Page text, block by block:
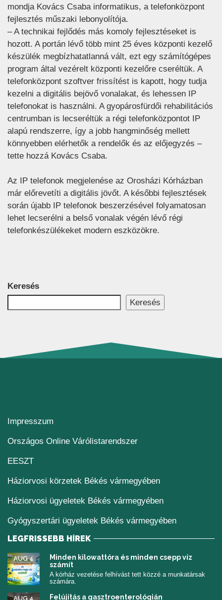
mondja Kovács Csaba informatikus, a telefonközpont
fejlesztés műszaki lebonyolítója.
– A technikai fejlődés más komoly fejlesztéseket is
hozott. A portán lévő több mint 25 éves központi kezelő
készülék megbízhatatlanná vált, ezt egy számítógépes
program által vezérelt központi kezelőre cseréltük. A
telefonközpont szoftver frissítést is kapott, hogy tudja
kezelni a digitális bejövő vonalakat, és lehessen IP
telefonokat is használni. A gyopárosfürdői rehabilitációs
centrumban is lecseréltük a régi telefonközpontot IP
alapú rendszerre, így a jobb hangminőség mellett
könnyebben elérhetők a rendelők és az előjegyzés –
tette hozzá Kovács Csaba.
Az IP telefonok megjelenése az Orosházi Kórházban
már előrevetíti a digitális jövőt. A későbbi fejlesztések
során újabb IP telefonok beszerzésével folyamatosan
lehet lecserélni a belső vonalak végén lévő régi
telefonkészülékeket modern eszközökre.
Keresés
Keresés
Impresszum
Országos Online Várólistarendszer(új ablakban nyílik
EESZT(új ablakban nyílik meg)
Háziorvosi körzetek Békés vármegyében
Háziorvosi ügyeletek Békés vármegyében
Gyógyszertári ügyeletek Békés vármegyében
LEGFRISSEBB HÍREK
Minden kilowattóra és minden csepp víz
számít
AUG 4
A kórház vezetése felhívást tett közzé a munkatársak
számára.
Felújítás a gasztroenterológián
AUG 4